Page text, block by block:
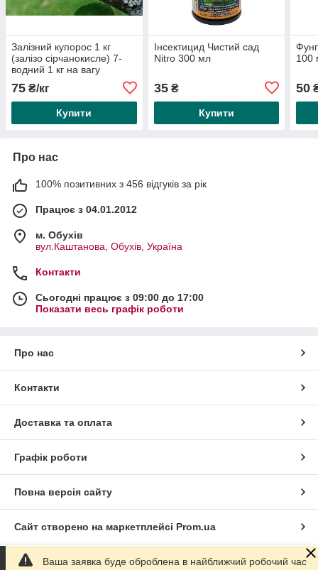
Залізний купорос 1 кг
(залізо сірчанокисле) 7-
водний 1 кг на вагу
75 ₴/кг
Купити
Інсектицид Чистий сад
Nitro 300 мл
35₴
Купити
100
50
Про нас
100% позитивних з 456 відгуків за рік
Працює з 04.01.2012
м. Обухів
вул.Каштанова, Обухів, Україна
Контакти
Сьогодні працює з 09:00 до 17:00
Показати весь графік роботи
Про нас
Контакти
Доставка та оплата
Графік роботи
Повна версія сайту
Сайт створено на маркетплейсі Prom.ua
Політика конфіденційності
Ваша заявка буде оброблена в найближчий робочий час